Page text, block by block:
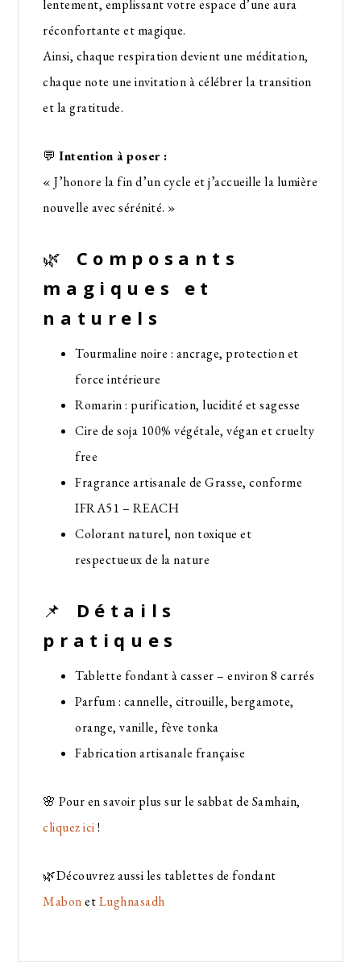
lentement, emplissant votre espace d’une aura
réconfortante et magique.
Ainsi, chaque respiration devient une méditation,
chaque note une invitation à célébrer la transition
et la gratitude.
💬Intention à poser :
« J’honore la fin d’un cycle et j’accueille la lumière
nouvelle avec sérénité. »
🌿 Composants
magiques et
naturels
Tourmaline noire : ancrage, protection et
force intérieure
Romarin : purification, lucidité et sagesse
Cire de soja 100% végétale, végan et cruelty
free
Fragrance artisanale de Grasse, conforme
IFRA51 – REACH
Colorant naturel, non toxique et
respectueux de la nature
📌 Détails
pratiques
Tablette fondant à casser – environ 8 carrés
Parfum : cannelle, citrouille, bergamote,
orange, vanille, fève tonka
Fabrication artisanale française
🌸 Pour en savoir plus sur le sabbat de Samhain,
cliquez ici!
🌿Découvrez aussi les tablettes de fondant
MabonetLughnasadh